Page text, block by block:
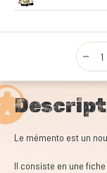
Qty
Le mémento est un
Il consiste en une